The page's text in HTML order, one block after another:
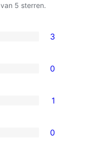
van 5 sterren.
3
0
1
0